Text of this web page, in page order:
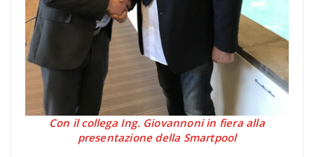
Con il collega Ing. Giovannoni in fiera alla
presentazione della Smartpool